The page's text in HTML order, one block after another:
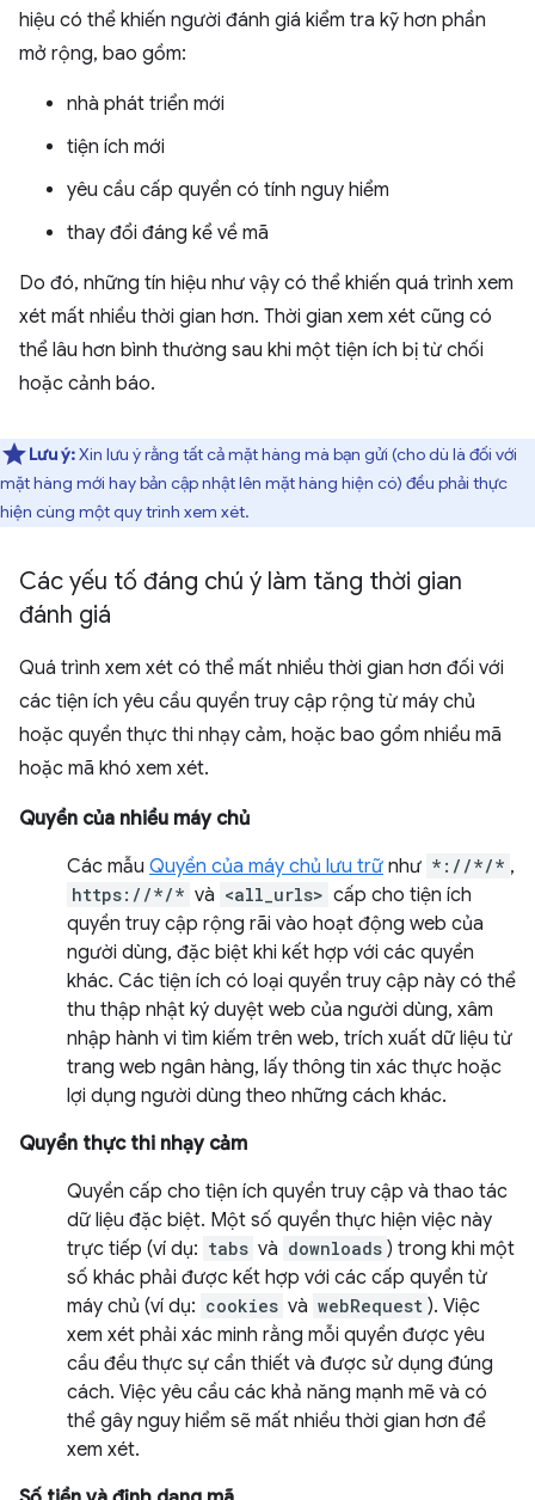
hiệu có thể khiến người đánh giá kiểm tra kỹ hơn phần
mở rộng, bao gồm:
nhà phát triển mới
tiện ích mới
yêu cầu cấp quyền có tính nguy hiểm
thay đổi đáng kể về mã
Do đó, những tín hiệu như vậy có thể khiến quá trình xem
xét mất nhiều thời gian hơn. Thời gian xem xét cũng có
thể lâu hơn bình thường sau khi một tiện ích bị từ chối
hoặc cảnh báo.
Lưu ý:Xin lưu ý rằng tất cả mặt hàng mà bạn gửi (cho dù là đối với
mặt hàng mới hay bản cập nhật lên mặt hàng hiện có) đều phải thực
hiện cùng một quy trình xem xét.
Các yếu tố đáng chú ý làm tăng thời gian
đánh giá
Quá trình xem xét có thể mất nhiều thời gian hơn đối với
các tiện ích yêu cầu quyền truy cập rộng từ máy chủ
hoặc quyền thực thi nhạy cảm, hoặc bao gồm nhiều mã
hoặc mã khó xem xét.
Quyền của nhiều máy chủ
Các mẫu Quyền của máy chủ lưu trữ như *://*/* ,
https://*/* và <all_urls> cấp cho tiện ích
quyền truy cập rộng rãi vào hoạt động web của
người dùng, đặc biệt khi kết hợp với các quyền
khác. Các tiện ích có loại quyền truy cập này có thể
thu thập nhật ký duyệt web của người dùng, xâm
nhập hành vi tìm kiếm trên web, trích xuất dữ liệu từ
trang web ngân hàng, lấy thông tin xác thực hoặc
lợi dụng người dùng theo những cách khác.
Quyền thực thi nhạy cảm
Quyền cấp cho tiện ích quyền truy cập và thao tác
dữ liệu đặc biệt. Một số quyền thực hiện việc này
trực tiếp (ví dụ: tabs và downloads ) trong khi một
số khác phải được kết hợp với các cấp quyền từ
máy chủ (ví dụ: cookies và webRequest ). Việc
xem xét phải xác minh rằng mỗi quyền được yêu
cầu đều thực sự cần thiết và được sử dụng đúng
cách. Việc yêu cầu các khả năng mạnh mẽ và có
thể gây nguy hiểm sẽ mất nhiều thời gian hơn để
xem xét.